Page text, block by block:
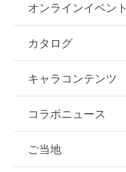
オンラインイベント
カタログ
キャラコンテンツ
コラボニュース
ご当地